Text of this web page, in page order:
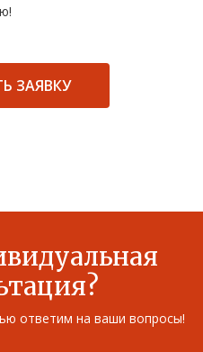
ЗАЯВКУ
ответим на ваши вопросы!